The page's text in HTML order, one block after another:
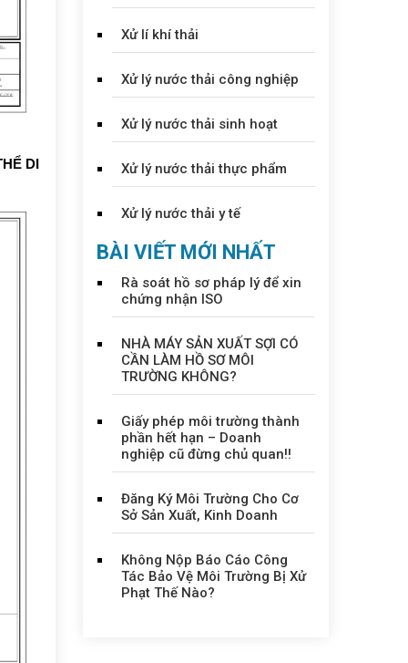
DI
Xử lí khí thải
Xử lý nước thải công nghiệp
Xử lý nước thải sinh hoạt
Xử lý nước thải thực phẩm
Xử lý nước thải y tế
BÀI VIẾT MỚI NHẤT
Rà soát hồ sơ pháp lý để xin
chứng nhận ISO
NHÀ MÁY SẢN XUẤT SỢI CÓ
CẦN LÀM HỒ SƠ MÔI
TRƯỜNG KHÔNG?
Giấy phép môi trường thành
phần hết hạn – Doanh
nghiệp cũ đừng chủ quan!!
Đăng Ký Môi Trường Cho Cơ
Sở Sản Xuất, Kinh Doanh
Không Nộp Báo Cáo Công
Tác Bảo Vệ Môi Trường Bị Xử
Phạt Thế Nào?